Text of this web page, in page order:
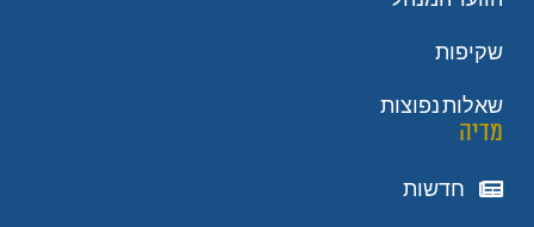
שקיפות
שאלות נפוצות
מדיה
חדשות